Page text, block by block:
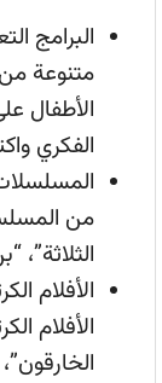
البرامج
متنوعة من
الأطفال
الفكري
من
الثلاثة”، “بن 10″، “ستيفن البطل”،
الأفلام
الأفلام